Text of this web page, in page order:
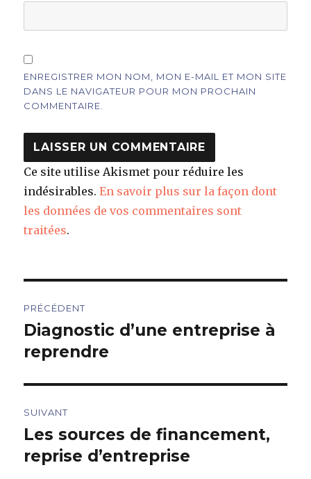
ENREGISTRER MON NOM, MON E-MAIL ET MON SITE
DANS LE NAVIGATEUR POUR MON PROCHAIN
COMMENTAIRE.
Ce site utilise Akismet pour réduire les
indésirables.En savoir plus sur la façon dont
les données de vos commentaires sont
traitées.
de
l’article
PRÉCÉDENT
Article
précédent :
Diagnostic d’une entreprise à
reprendre
SUIVANT
Article
suivant :
Les sources de financement,
reprise d’entreprise